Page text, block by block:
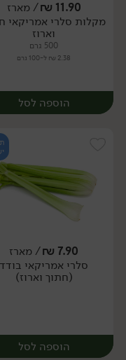
מארז
11.90
₪/ מארז
מקלות סלרי אמריקאי
וארוז
500 גרם
2.38 ₪ ל-100 גרם
הוספה לסל
מארז
7.90
₪/ מארז
סלרי אמריקאי בודד
(חתוך וארוז)
הוספה לסל